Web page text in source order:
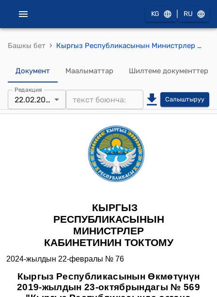
KG RU
Башкы бет › Кыргыз Республикасынын Министрлер Кабинетинин 2024-жылдын 22-февралындагы № 76 "Кыргыз Республикасынын Өкмөтүнүн 2019-жылдын 23-октябрындагы № 569 "Кыргыз Республикасында өзгөчө кырдаалдарга комплекстүү мониторинг жүргүзүүнүн жана божомолдоонун бирдиктүү системасы жөнүндө" токтомуна өзгөртүүлөрдү киргизүү тууралуу" токтому
Документ Маалыматтар Шилтеме документтер
Редакция
22.02.2024 Салыштыруу